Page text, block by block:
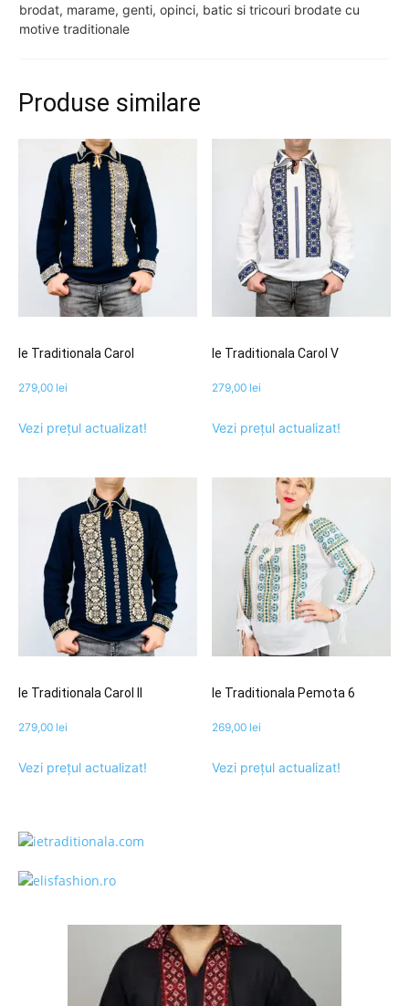
brodat, marame, genti, opinci, batic si tricouri brodate cu
motive traditionale
Produse similare
Ie Traditionala Carol
279,00 lei
Vezi prețul actualizat!
Ie Traditionala Carol V
279,00 lei
Vezi prețul actualizat!
Ie Traditionala Carol II
279,00 lei
Vezi prețul actualizat!
Ie Traditionala Pemota 6
269,00 lei
Vezi prețul actualizat!